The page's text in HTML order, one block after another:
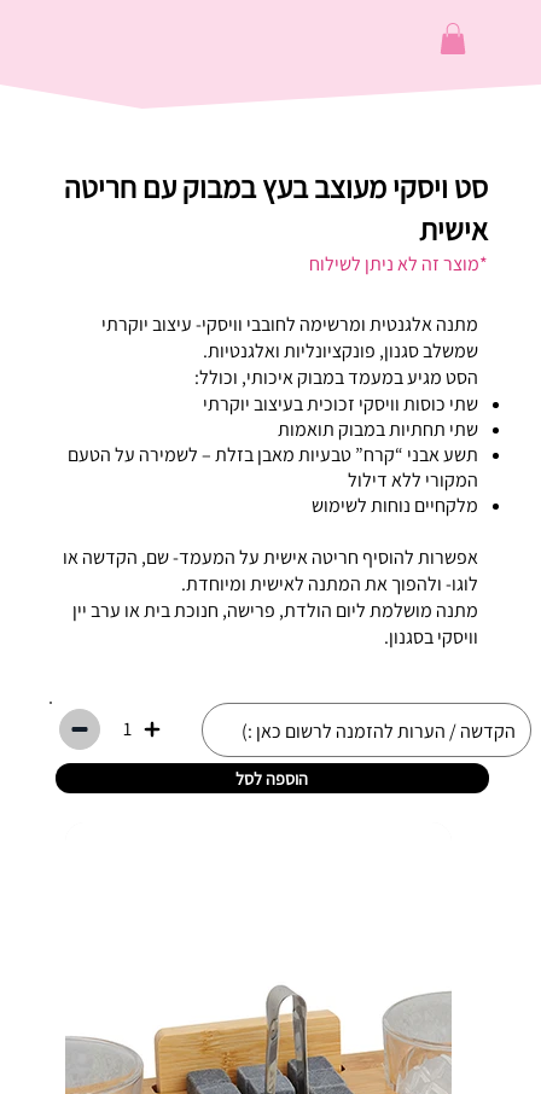
סט ויסקי מעוצב בעץ במבוק עם חריטה
אישית
*מוצר זה לא ניתן לשילוח
מתנה אלגנטית ומרשימה לחובבי וויסקי- עיצוב יוקרתי
שמשלב סגנון, פונקציונליות ואלגנטיות.
הסט מגיע במעמד במבוק איכותי, וכולל:
שתי כוסות וויסקי זכוכית בעיצוב יוקרתי
שתי תחתיות במבוק תואמות
תשע אבני “קרח” טבעיות מאבן בזלת – לשמירה על הטעם
המקורי ללא דילול
מלקחיים נוחות לשימוש
אפשרות להוסיף חריטה אישית על המעמד- שם, הקדשה או
לוגו- ולהפוך את המתנה לאישית ומיוחדת.
מתנה מושלמת ליום הולדת, פרישה, חנוכת בית או ערב יין
וויסקי בסגנון.
1
הוספה לסל